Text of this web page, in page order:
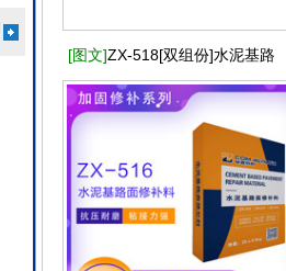
[图文]ZX-518[双组份]水泥基路
面修补料